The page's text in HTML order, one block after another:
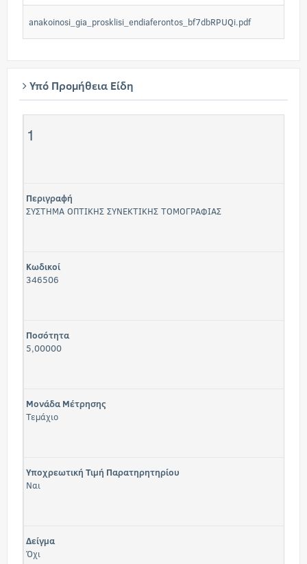
anakoinosi_gia_prosklisi_endiaferontos_bf7dbRPUQi.pdf
Υπό Προμήθεια Είδη
1
Περιγραφή
ΣΥΣΤΗΜΑ ΟΠΤΙΚΗΣ ΣΥΝΕΚΤΙΚΗΣ ΤΟΜΟΓΡΑΦΙΑΣ
Κωδικοί
346506
Ποσότητα
5,00000
Μονάδα Μέτρησης
Τεμάχιο
Υποχρεωτική Τιμή Παρατηρητηρίου
Ναι
Δείγμα
Όχι